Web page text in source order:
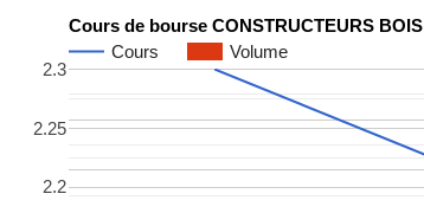
Cours de bourse CONSTRUCTEURS BOIS
Cours Volume
2.2
2.25
2.3